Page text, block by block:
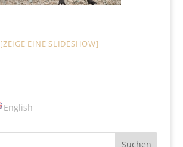
[ZEIGE EINE SLIDESHOW]
English